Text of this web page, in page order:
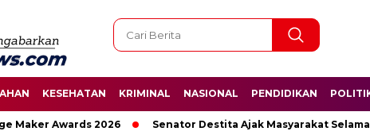
KESEHATAN KRIMINAL NASIONAL PENDIDIKAN
Awards 2026 Senator Destita Ajak Masyarakat Selamatkan